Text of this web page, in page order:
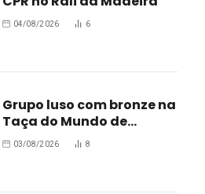
04/08/2026 6
Grupo luso com bronze na
Taça do Mundo de
Oradea
03/08/2026 8